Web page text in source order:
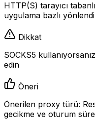
HTTP(S) tarayıcı
uygulama bazlı
Dikkat
SOCKS5
edin
Öneri
Önerilen proxy türü:
gecikme ve oturum